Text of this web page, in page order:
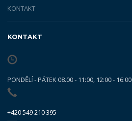
KONTAKT
KONTAKT
PONDĚLÍ - PÁTEK 08.00 - 11:00, 12:00 - 16:00
+420 549 210 395